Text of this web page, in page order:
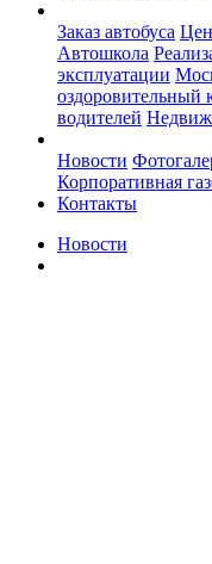
Заказ автобуса
Автошкола
эксплуатации
оздоровительный
водителей
Новости
Корпоративная
Контакты
Новости